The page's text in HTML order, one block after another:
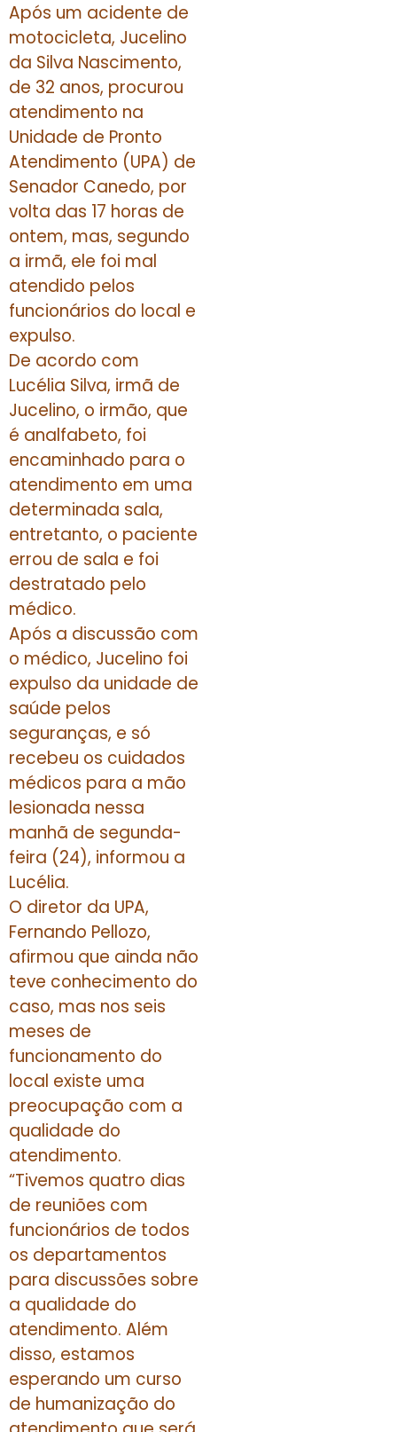
Após um acidente de
motocicleta, Jucelino
da Silva Nascimento,
de 32 anos, procurou
atendimento na
Unidade de Pronto
Atendimento (UPA) de
Senador Canedo, por
volta das 17 horas de
ontem, mas, segundo
a irmã, ele foi mal
atendido pelos
funcionários do local e
expulso.
De acordo com
Lucélia Silva, irmã de
Jucelino, o irmão, que
é analfabeto, foi
encaminhado para o
atendimento em uma
determinada sala,
entretanto, o paciente
errou de sala e foi
destratado pelo
médico.
Após a discussão com
o médico, Jucelino foi
expulso da unidade de
saúde pelos
seguranças, e só
recebeu os cuidados
médicos para a mão
lesionada nessa
manhã de segunda-
feira (24), informou a
Lucélia.
O diretor da UPA,
Fernando Pellozo,
afirmou que ainda não
teve conhecimento do
caso, mas nos seis
meses de
funcionamento do
local existe uma
preocupação com a
qualidade do
atendimento.
“Tivemos quatro dias
de reuniões com
funcionários de todos
os departamentos
para discussões sobre
a qualidade do
atendimento. Além
disso, estamos
esperando um curso
de humanização do